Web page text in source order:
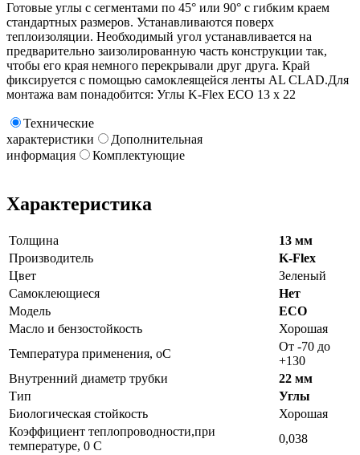
Готовые углы с сегментами по 45° или 90° с гибким краем
стандартных размеров. Устанавливаются поверх
теплоизоляции. Необходимый угол устанавливается на
предварительно заизолированную часть конструкции так,
чтобы его края немного перекрывали друг друга. Край
фиксируется с помощью самоклеящейся ленты AL CLAD.Для
монтажа вам понадобится: Углы K-Flex ECO 13 х 22
Технические
характеристики
Дополнительная
информация
Комплектующие
Характеристика
Толщина
13 мм
Производитель
K-Flex
Цвет
Зеленый
Самоклеющиеся
Нет
Модель
ECO
Масло и бензостойкость
Хорошая
Температура применения, oC
От -70 до
+130
Внутренний диаметр трубки
22 мм
Тип
Углы
Биологическая стойкость
Хорошая
Коэффициент теплопроводности,при
температуре, 0 С
0,038